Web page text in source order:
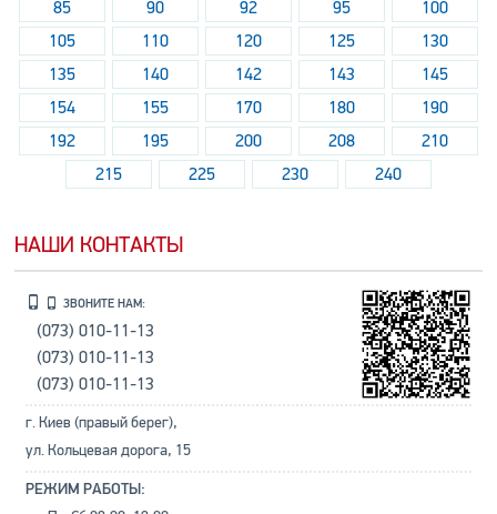
85
90 92 95
100
105
110 120 125
130
135
140 142 143
145
154
155 170 180
190
192
195 200 208
210
215
225 230 240
НАШИ КОНТАКТЫ
ЗВОНИТЕ НАМ:
(073) 010-11-13
(073) 010-11-13
(073) 010-11-13
г. Киев (правый берег),
ул. Кольцевая дорога, 15
РЕЖИМ РАБОТЫ: